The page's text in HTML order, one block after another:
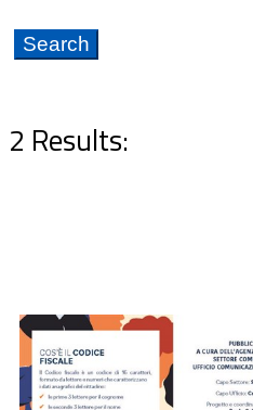
2 Results: